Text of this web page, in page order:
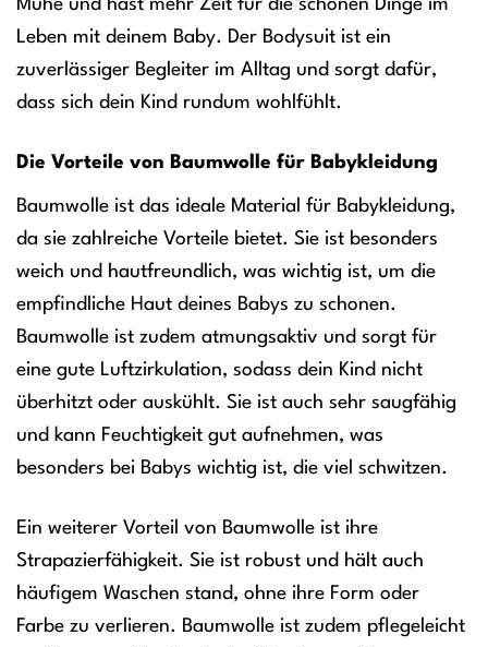
Mühe und hast mehr Zeit für die schönen Dinge im
Leben mit deinem Baby. Der Bodysuit ist ein
zuverlässiger Begleiter im Alltag und sorgt dafür,
dass sich dein Kind rundum wohlfühlt.
Die Vorteile von Baumwolle für Babykleidung
Baumwolle ist das ideale Material für Babykleidung,
da sie zahlreiche Vorteile bietet. Sie ist besonders
weich und hautfreundlich, was wichtig ist, um die
empfindliche Haut deines Babys zu schonen.
Baumwolle ist zudem atmungsaktiv und sorgt für
eine gute Luftzirkulation, sodass dein Kind nicht
überhitzt oder auskühlt. Sie ist auch sehr saugfähig
und kann Feuchtigkeit gut aufnehmen, was
besonders bei Babys wichtig ist, die viel schwitzen.
Ein weiterer Vorteil von Baumwolle ist ihre
Strapazierfähigkeit. Sie ist robust und hält auch
häufigem Waschen stand, ohne ihre Form oder
Farbe zu verlieren. Baumwolle ist zudem pflegeleicht